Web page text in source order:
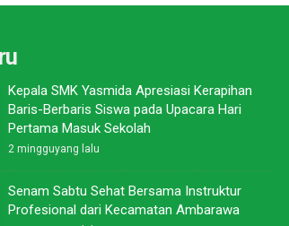
Kepala SMK Yasmida Apresiasi Kerapihan
Baris-Berbaris Siswa pada Upacara Hari
Pertama Masuk Sekolah
2 mingguyang lalu
Senam Sabtu Sehat Bersama Instruktur
Profesional dari Kecamatan Ambarawa